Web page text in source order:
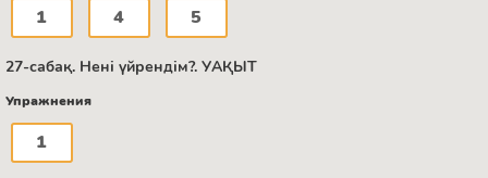
1 4 5
27-сабақ. Нені үйрендім?. УАҚЫТ
Упражнения
1